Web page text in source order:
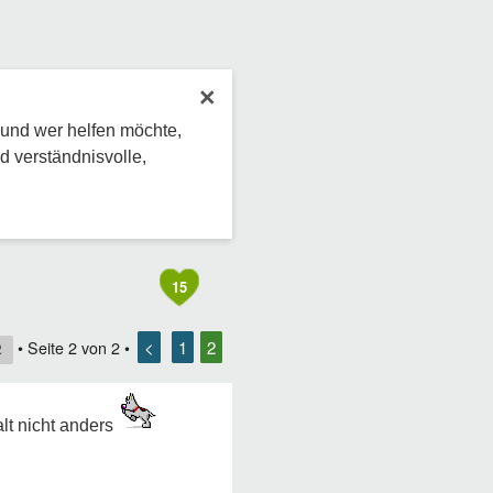
×
wer helfen möchte,
verständnisvolle,
15
• Seite 2 von 2 • < 1 2
nicht anders